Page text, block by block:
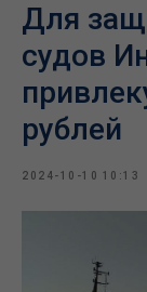
Для
судов
рублей
2024-10-10 10:13